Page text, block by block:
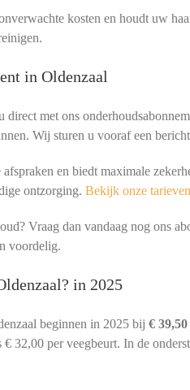
kosten en houdt uw
in Oldenzaal
met ons
Wij sturen u vooraf een
en biedt maximale
ontzorging. Bekijk onze tarieven
Vraag dan vandaag nog ons
voordelig.
in 2025
beginnen in 2025 bij € 39,50
€ 32,00 per veegbeurt. In de